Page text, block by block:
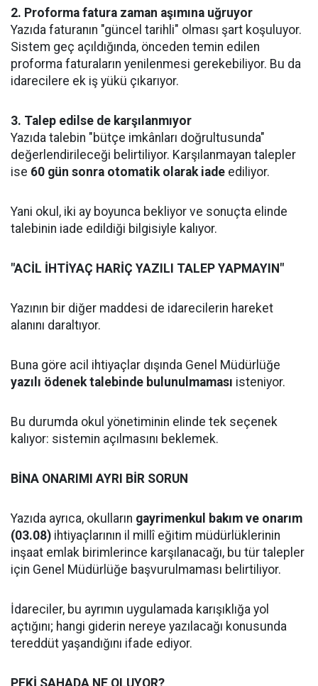
2. Proforma fatura zaman aşımına uğruyor
Yazıda faturanın "güncel tarihli" olması şart koşuluyor.
Sistem geç açıldığında, önceden temin edilen
proforma faturaların yenilenmesi gerekebiliyor. Bu da
idarecilere ek iş yükü çıkarıyor.
3. Talep edilse de karşılanmıyor
Yazıda talebin "bütçe imkânları doğrultusunda"
değerlendirileceği belirtiliyor. Karşılanmayan talepler
ise 60 gün sonra otomatik olarak iade ediliyor.
Yani okul, iki ay boyunca bekliyor ve sonuçta elinde
talebinin iade edildiği bilgisiyle kalıyor.
"ACİL İHTİYAÇ HARİÇ YAZILI TALEP YAPMAYIN"
Yazının bir diğer maddesi de idarecilerin hareket
alanını daraltıyor.
Buna göre acil ihtiyaçlar dışında Genel Müdürlüğe
yazılı ödenek talebinde bulunulmaması isteniyor.
Bu durumda okul yönetiminin elinde tek seçenek
kalıyor: sistemin açılmasını beklemek.
BİNA ONARIMI AYRI BİR SORUN
Yazıda ayrıca, okulların gayrimenkul bakım ve onarım
(03.08) ihtiyaçlarının il millî eğitim müdürlüklerinin
inşaat emlak birimlerince karşılanacağı, bu tür talepler
için Genel Müdürlüğe başvurulmaması belirtiliyor.
İdareciler, bu ayrımın uygulamada karışıklığa yol
açtığını; hangi giderin nereye yazılacağı konusunda
tereddüt yaşandığını ifade ediyor.
PEKİ SAHADA NE OLUYOR?